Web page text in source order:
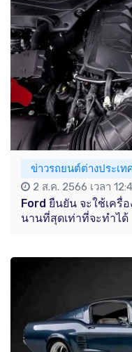
ข่าวรถยนต์ต่างประเท
2 ส.ค. 2566 เวลา
Ford ยืนยัน จะใช้เครื่
นานที่สุดเท่าที่จะทำได้